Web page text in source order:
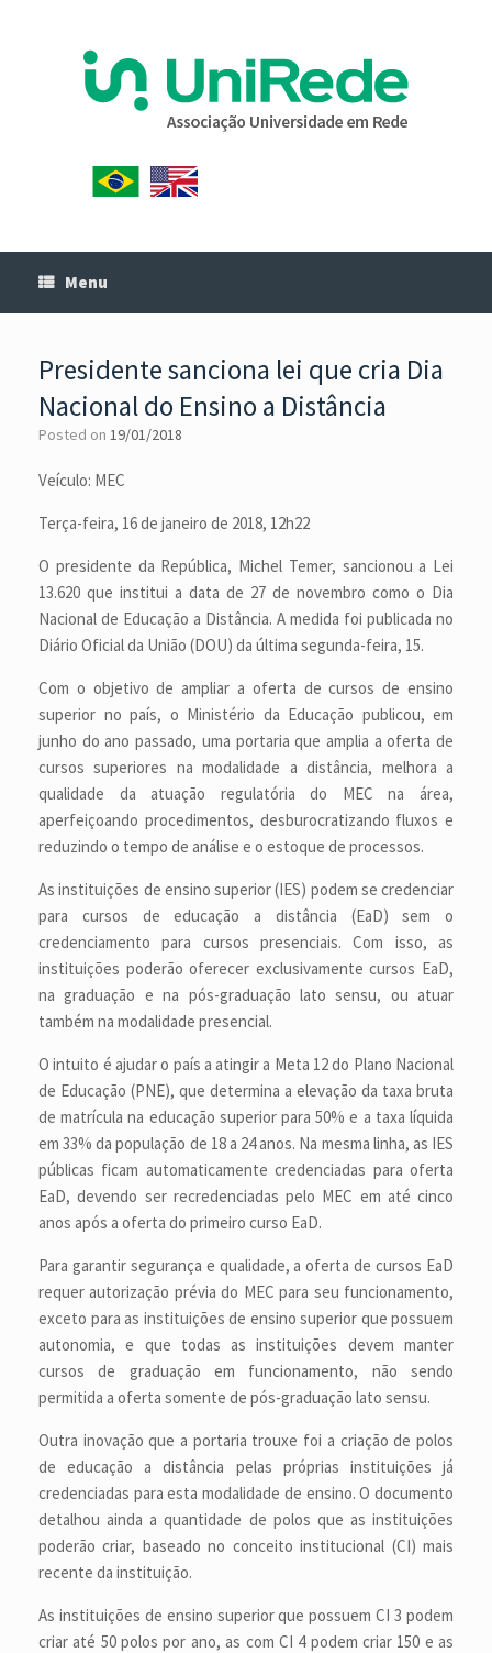
Menu
​Presidente sanciona lei que cria Dia
Nacional do Ensino a Distância
Posted on 19/01/2018
Veículo: MEC
Terça-feira, 16 de janeiro de 2018, 12h22
O presidente da República, Michel Temer, sancionou a Lei
13.620 que institui a data de 27 de novembro como o Dia
Nacional de Educação a Distância. A medida foi publicada no
Diário Oficial da União (DOU) da última segunda-feira, 15.
Com o objetivo de ampliar a oferta de cursos de ensino
superior no país, o Ministério da Educação publicou, em
junho do ano passado, uma portaria que amplia a oferta de
cursos superiores na modalidade a distância, melhora a
qualidade da atuação regulatória do MEC na área,
aperfeiçoando procedimentos, desburocratizando fluxos e
reduzindo o tempo de análise e o estoque de processos.
As instituições de ensino superior (IES) podem se credenciar
para cursos de educação a distância (EaD) sem o
credenciamento para cursos presenciais. Com isso, as
instituições poderão oferecer exclusivamente cursos EaD,
na graduação e na pós-graduação lato sensu, ou atuar
também na modalidade presencial.
O intuito é ajudar o país a atingir a Meta 12 do Plano Nacional
de Educação (PNE), que determina a elevação da taxa bruta
de matrícula na educação superior para 50% e a taxa líquida
em 33% da população de 18 a 24 anos. Na mesma linha, as IES
públicas ficam automaticamente credenciadas para oferta
EaD, devendo ser recredenciadas pelo MEC em até cinco
anos após a oferta do primeiro curso EaD.
Para garantir segurança e qualidade, a oferta de cursos EaD
requer autorização prévia do MEC para seu funcionamento,
exceto para as instituições de ensino superior que possuem
autonomia, e que todas as instituições devem manter
cursos de graduação em funcionamento, não sendo
permitida a oferta somente de pós-graduação lato sensu.
Outra inovação que a portaria trouxe foi a criação de polos
de educação a distância pelas próprias instituições já
credenciadas para esta modalidade de ensino. O documento
detalhou ainda a quantidade de polos que as instituições
poderão criar, baseado no conceito institucional (CI) mais
recente da instituição.
As instituições de ensino superior que possuem CI 3 podem
criar até 50 polos por ano, as com CI 4 podem criar 150 e as